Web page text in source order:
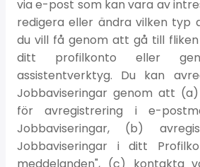
via e-post som kan vara av
redigera eller ändra vilken typ
du vill få genom att gå till
ditt profilkonto eller
assistentverktyg. Du kan
Jobbaviseringar genom att
för avregistrering i e-
Jobbaviseringar, (b)
Jobbaviseringar i ditt
meddelanden", (c) kontakta